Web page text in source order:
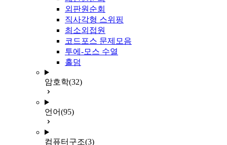
외판원순회
직사각형 스위핑
최소외접원
코드포스 문제모음
투에-모스 수열
홀덤
암호학(32)
언어(95)
컴퓨터구조(3)